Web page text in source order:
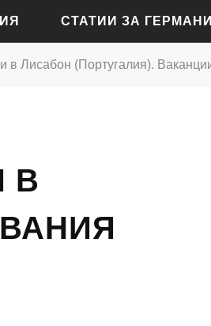
СТАТИИ ЗА
СТАТИИ ЗА ФРАНКФУРТ
в Лисабон (Португалия).
В